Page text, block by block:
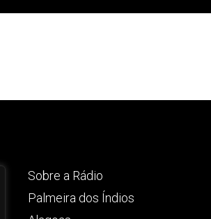
Sobre a Rádio
Palmeira dos Índios